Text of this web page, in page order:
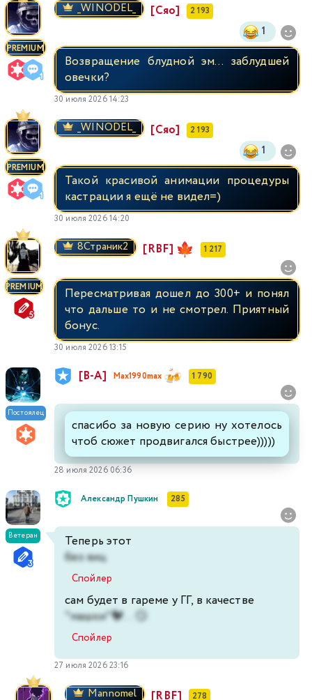
PREMIUM
_WINODEL_ [Сяо] 2 193
1
Возвращение блудной эм... заблудшей
овечки?
30 июля 2026 14:23
PREMIUM
_WINODEL_ [Сяо] 2 193
1
Такой красивой анимации процедуры
кастрации я ещё не видел=)
30 июля 2026 14:20
PREMIUM
8Страник2 [RBF] 1 217
Пересматривая дошел до 300+ и понял
что дальше то и не смотрел. Приятный
бонус.
30 июля 2026 13:15
Постоялец
[В-А] Max1990max 1 790
спасибо за новую серию ну хотелось
чтоб сюжет продвигался быстрее)))))
28 июля 2026 06:36
Ветеран
Александр Пушкин 285
Теперь этот
без яиц
Спойлер
сам будет в гареме у ГГ, в качестве
"машки"🐓... 😏
Спойлер
27 июля 2026 23:16
Mannomel [RBF] 278